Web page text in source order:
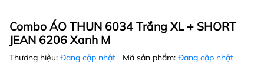
Combo ÁO THUN 6034 Trắng XL + SHORT
JEAN 6206 Xanh M
Thương hiệu: Đang cập nhật Mã sản phẩm: Đang cập nhật